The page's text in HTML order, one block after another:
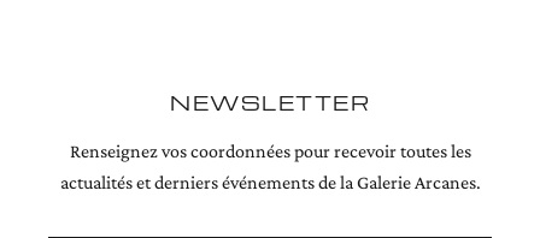
NEWSLETTER
Renseignez vos coordonnées pour recevoir toutes les
actualités et derniers événements de la Galerie Arcanes.